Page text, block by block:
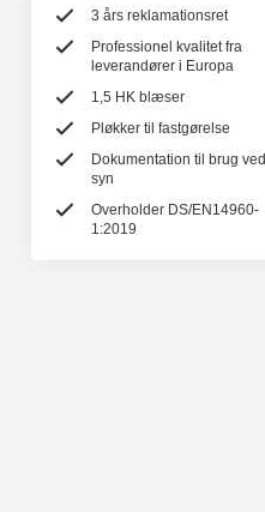
3 års reklamationsret
Professionel kvalitet fra
leverandører i Europa
1,5 HK blæser
Pløkker til fastgørelse
Dokumentation til brug ved
syn
Overholder DS/EN14960-
1:2019